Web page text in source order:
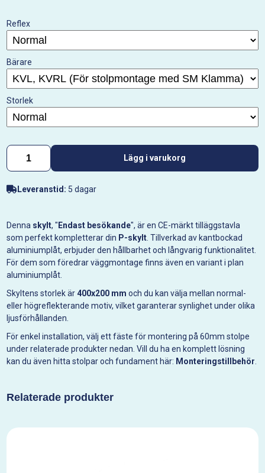
Reflex
Bärare
Storlek
Lägg i varukorg
Leveranstid: 5 dagar
Denna skylt, " Endast besökande", är en CE-märkt tilläggstavla
som perfekt kompletterar din P-skylt . Tillverkad av kantbockad
aluminiumplåt, erbjuder den hållbarhet och långvarig funktionalitet.
För dem som föredrar väggmontage finns även en variant i plan
aluminiumplåt.
Skyltens storlek är400x200 mm och du kan välja mellan normal-
eller högreflekterande motiv, vilket garanterar synlighet under olika
ljusförhållanden.
För enkel installation, välj ett fäste för montering på 60mm stolpe
under relaterade produkter nedan. Vill du ha en komplett lösning
kan du även hitta stolpar och fundament här: Monteringstillbehör
Relaterade produkter